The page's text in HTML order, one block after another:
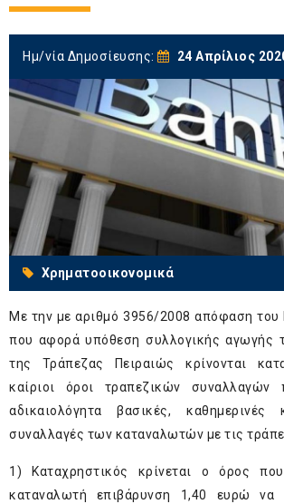
Ημ/νία Δημοσίευσης: 24 Απρίλιος
Χρηματοοικονομικά
Με την με αριθμό 3956/2008 απόφαση
που αφορά υπόθεση συλλογικής αγωγής
της Τράπεζας Πειραιώς κρίνονται
καίριοι όροι τραπεζικών συναλλαγών
αδικαιολόγητα βασικές, καθημερινές
συναλλαγές των καταναλωτών με τις
1) Καταχρηστικός κρίνεται ο όρος
καταναλωτή επιβάρυνση 1,40 ευρώ να